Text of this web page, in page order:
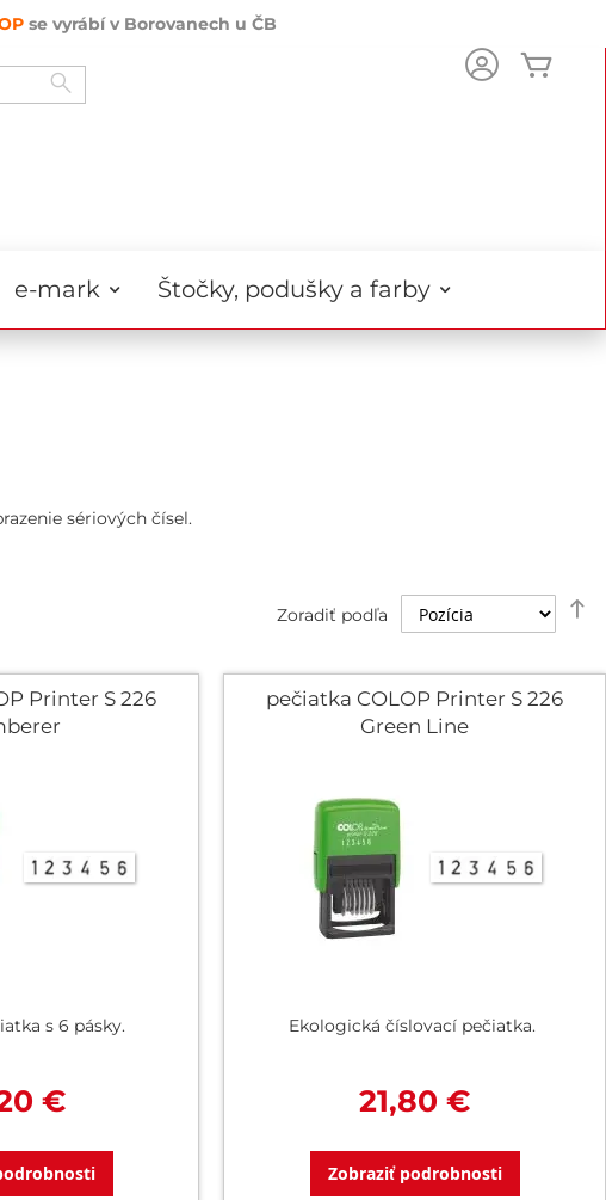
se vyrábí v Borovanech u ČB
e-mark Štočky, podušky a farby
sériových čísel.
Zoradiť podľa
Printer S 226
s 6 pásky.
€
pečiatka COLOP Printer S 226
Green Line
Ekologická číslovací pečiatka.
21,80 €
Zobraziť podrobnosti